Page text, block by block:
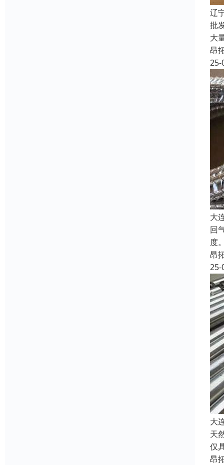
辽
批
大
昂
25-
大
回
度
昂
25-
大
天
仅
昂